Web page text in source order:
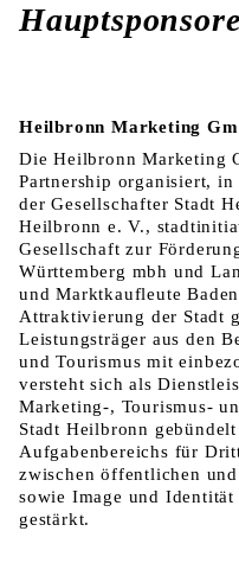
Heilbronn Marketing
Die Heilbronn Marketing
Partnership organisiert, in
der Gesellschafter Stadt
Heilbronn e. V.,
Gesellschaft zur
Württemberg mbh und
und Marktkaufleute
Attraktivierung der Stadt
Leistungsträger aus den
und Tourismus mit
versteht sich als
Marketing-, Tourismus-
Stadt Heilbronn
Aufgabenbereichs für
zwischen öffentlichen
sowie Image und
gestärkt.